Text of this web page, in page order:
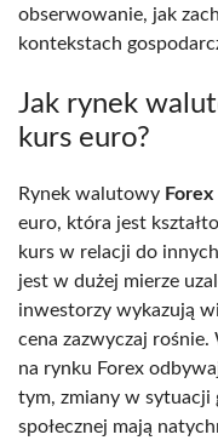
obserwowanie, jak
kontekstach
Jak rynek
kurs euro?
Rynek walutowy Forex
euro, która jest
kurs w relacji do
jest w dużej mierze
inwestorzy wykazują
cena zazwyczaj
na rynku Forex
tym, zmiany w sytuacji
społecznej mają